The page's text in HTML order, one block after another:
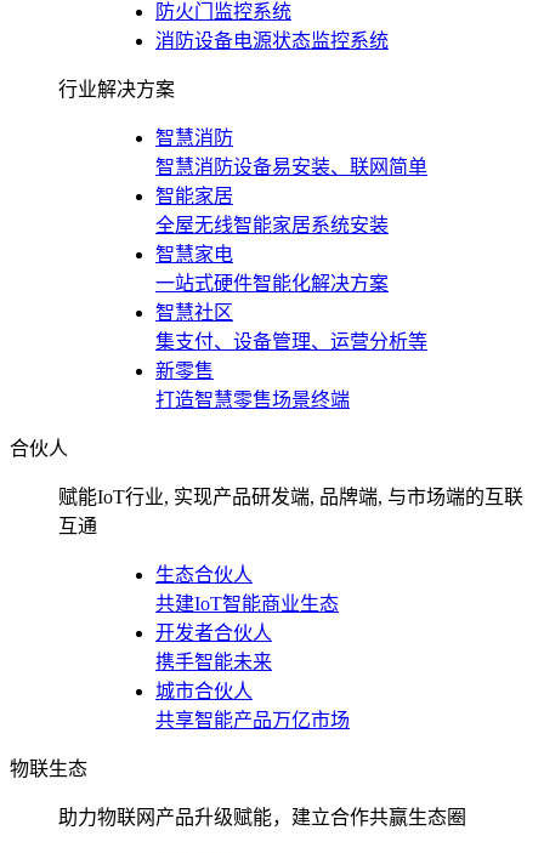
防火门监控系统
消防设备电源状态监控系统
行业解决方案
智慧消防
智慧消防设备易安装、联网简单
智能家居
全屋无线智能家居系统安装
智慧家电
一站式硬件智能化解决方案
智慧社区
集支付、设备管理、运营分析等
新零售
打造智慧零售场景终端
合伙人
赋能IoT行业, 实现产品研发端, 品牌端, 与市场端的互联
互通
生态合伙人
共建IoT智能商业生态
开发者合伙人
携手智能未来
城市合伙人
共享智能产品万亿市场
物联生态
助力物联网产品升级赋能，建立合作共赢生态圈